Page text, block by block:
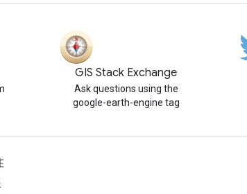
GIS Stack Exchange
Ask questions using the
google-earth-engine tag